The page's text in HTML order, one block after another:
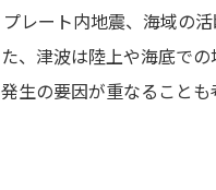
プレート内地震、海域の
た、津波は陸上や海底で
発生の要因が重なること